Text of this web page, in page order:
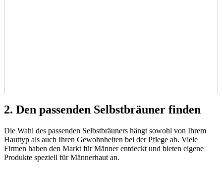
2. Den passenden Selbstbräuner finden
Die Wahl des passenden Selbstbräuners hängt sowohl von Ihrem
Hauttyp als auch Ihren Gewohnheiten bei der Pflege ab. Viele
Firmen haben den Markt für Männer entdeckt und bieten eigene
Produkte speziell für Männerhaut an.